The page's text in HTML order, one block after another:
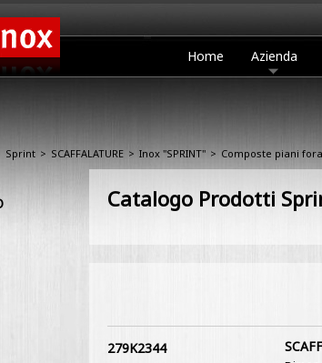
Home Azienda
Sprint > SCAFFALATURE > Inox "SPRINT" > Composte piani
Catalogo Prodotti
279K2344